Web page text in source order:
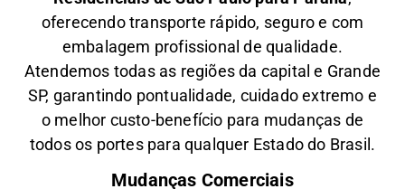
oferecendo transporte rápido, seguro e com
embalagem profissional de qualidade.
Atendemos todas as regiões da capital e Grande
SP, garantindo pontualidade, cuidado extremo e
o melhor custo-benefício para mudanças de
todos os portes para qualquer Estado do Brasil.
Mudanças Comerciais